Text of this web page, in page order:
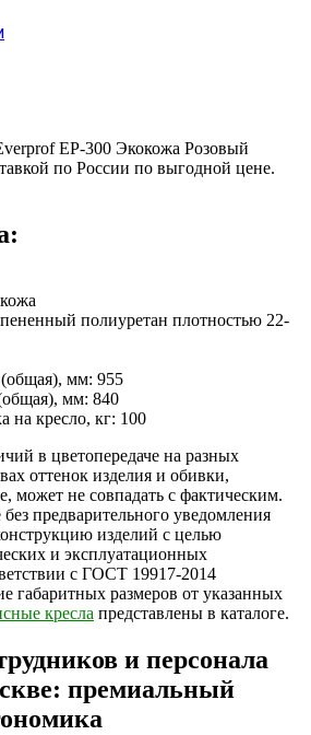
EP-300 Экокожа Розовый
по России по выгодной цене.
полиуретан плотностью 22-
мм: 955
мм: 840
на кресло, кг: 100
в цветопередаче на разных
оттенок изделия и обивки,
может не совпадать с фактическим.
предварительного уведомления
изделий с целью
и эксплуатационных
с ГОСТ 19917-2014
габаритных размеров от указанных
кресла представлены в каталоге.
и персонала
премиальный